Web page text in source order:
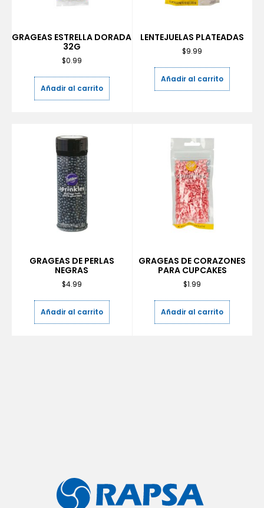
GRAGEAS ESTRELLA DORADA
32G
$0.99
Añadir al carrito
LENTEJUELAS PLATEADAS
$9.99
Añadir al carrito
GRAGEAS DE PERLAS
NEGRAS
$4.99
Añadir al carrito
GRAGEAS DE CORAZONES
PARA CUPCAKES
$1.99
Añadir al carrito